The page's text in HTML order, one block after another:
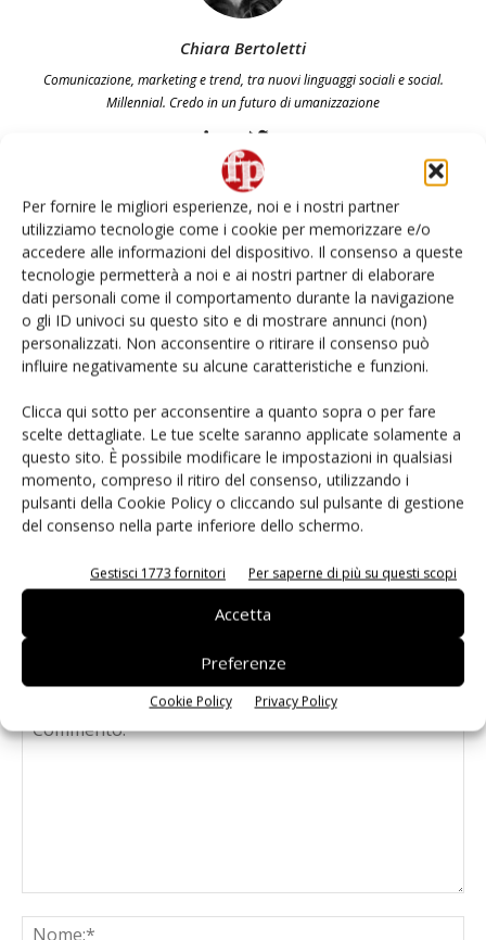
Per fornire le migliori esperienze, noi e i nostri partner
utilizziamo tecnologie come i cookie per memorizzare e/o
accedere alle informazioni del dispositivo. Il consenso a queste
tecnologie permetterà a noi e ai nostri partner di elaborare
dati personali come il comportamento durante la navigazione
o gli ID univoci su questo sito e di mostrare annunci (non)
personalizzati. Non acconsentire o ritirare il consenso può
influire negativamente su alcune caratteristiche e funzioni.
Clicca qui sotto per acconsentire a quanto sopra o per fare
scelte dettagliate. Le tue scelte saranno applicate solamente a
questo sito. È possibile modificare le impostazioni in qualsiasi
momento, compreso il ritiro del consenso, utilizzando i
pulsanti della Cookie Policy o cliccando sul pulsante di gestione
del consenso nella parte inferiore dello schermo.
Gestisci 1773 fornitori Per saperne di più su questi scopi
Accetta
Preferenze
Cookie Policy Privacy Policy
Chiara Bertoletti
Comunicazione, marketing e trend, tra nuovi linguaggi sociali e social.
Millennial. Credo in un futuro di umanizzazione
Articoli correlati Di più dello stesso autore
Despar Express (Ergon) tra sfuso
premium e ready-to-eat #Repartofresh
Andamento prezzi ortofrutta in Italia al
27 luglio 2026
Sainsbury’s: i prodotti stagionali in
edizione limitata
LASCIA UN COMMENTO